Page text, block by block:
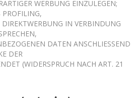
WERBUNG EINZULEGEN;
PROFILING,
IN VERBINDUNG
DATEN ANSCHLIESSEND
DER
(WIDERSPRUCH NACH ART. 21